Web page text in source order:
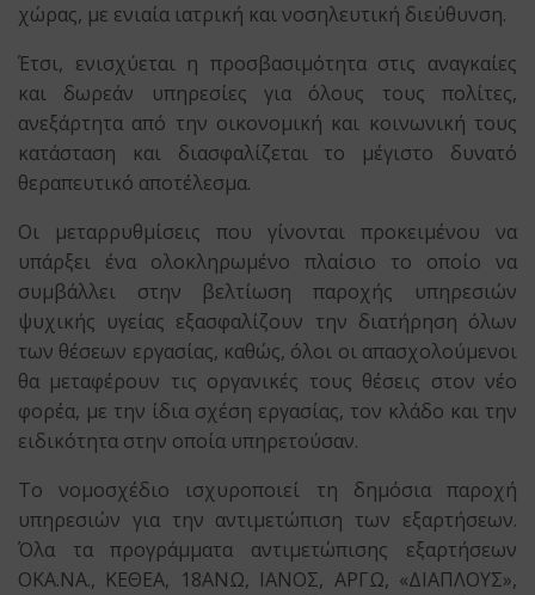
χώρας, με ενιαία ιατρική και νοσηλευτική διεύθυνση.
Έτσι, ενισχύεται η προσβασιμότητα στις αναγκαίες
και δωρεάν υπηρεσίες για όλους τους πολίτες,
ανεξάρτητα από την οικονομική και κοινωνική τους
κατάσταση και διασφαλίζεται το μέγιστο δυνατό
θεραπευτικό αποτέλεσμα.
Οι μεταρρυθμίσεις που γίνονται προκειμένου να
υπάρξει ένα ολοκληρωμένο πλαίσιο το οποίο να
συμβάλλει στην βελτίωση παροχής υπηρεσιών
ψυχικής υγείας εξασφαλίζουν την διατήρηση όλων
των θέσεων εργασίας, καθώς, όλοι οι απασχολούμενοι
θα μεταφέρουν τις οργανικές τους θέσεις στον νέο
φορέα, με την ίδια σχέση εργασίας, τον κλάδο και την
ειδικότητα στην οποία υπηρετούσαν.
Το νομοσχέδιο ισχυροποιεί τη δημόσια παροχή
υπηρεσιών για την αντιμετώπιση των εξαρτήσεων.
Όλα τα προγράμματα αντιμετώπισης εξαρτήσεων
ΟΚΑ.ΝΑ., ΚΕΘΕΑ, 18ΑΝΩ, ΙΑΝΟΣ, ΑΡΓΩ, «ΔΙΑΠΛΟΥΣ»,